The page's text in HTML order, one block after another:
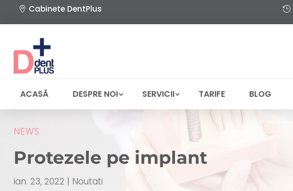
Cabinete DentPlus
ACASĂ DESPRE NOI SERVICII TARIFE BLOG
NEWS
Protezele pe implant
ian. 23, 2022 | Noutati